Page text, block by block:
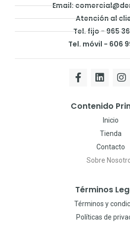
Email:
Atención al
Tel. fijo - 965
Tel. móvil - 606
Contenido
Inicio
Tienda
Contacto
Sobre
Términos
Términos y
Políticas de